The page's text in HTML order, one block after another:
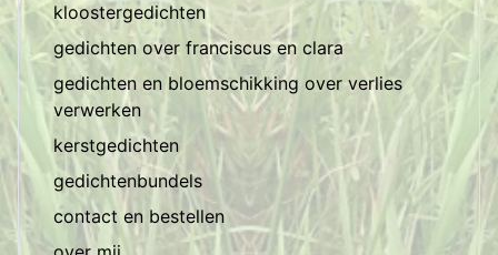
kloostergedichten
gedichten over franciscus en clara
gedichten en bloemschikking over verlies
verwerken
kerstgedichten
gedichtenbundels
contact en bestellen